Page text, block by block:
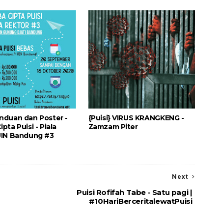
dan Poster -
Puisi - Piala
Bandung #3
{Puisi} VIRUS KRANGKENG -
Zamzam Piter
Next
Puisi Rofifah Tabe - Satu pagi |
#10HariBerceritalewatPuisi